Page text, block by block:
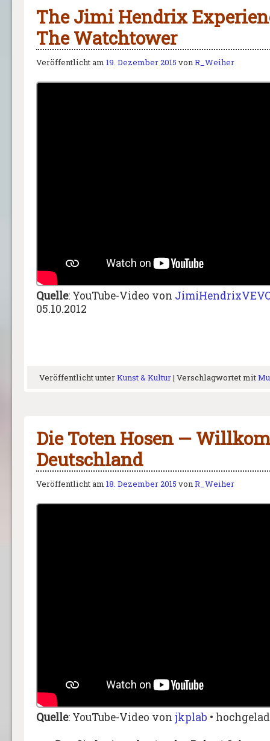
The Jimi Hendrix
The Watchtower
Veröffentlicht am 19. Dezember 2015 vonR_Weiher
Quelle: YouTube-Video von
05.10.2012
Veröffentlicht unterKunst & Kultur| Verschlagwortet mit
Die Toten Hosen —
Deutschland
Veröffentlicht am 18. Dezember 2015 vonR_Weiher
Quelle: YouTube-Video von jkplab •